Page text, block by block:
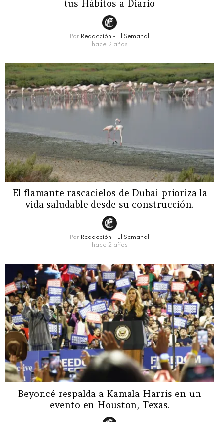
tus Hábitos a Diario
Por Redacción - El Semanal
hace 2 años
El flamante rascacielos de Dubai prioriza la
vida saludable desde su construcción.
Por Redacción - El Semanal
hace 2 años
Beyoncé respalda a Kamala Harris en un
evento en Houston, Texas.